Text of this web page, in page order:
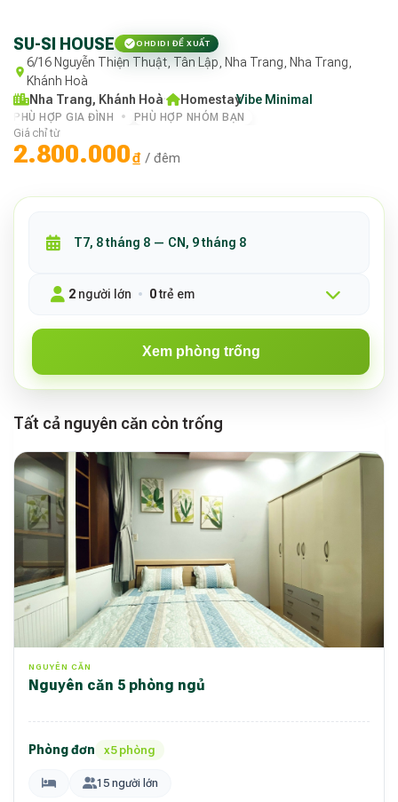
SU-SI HOUSE OHDIDI ĐỀ XUẤT
6/16 Nguyễn Thiện Thuật, Tân Lập, Nha Trang, Nha Trang,
Khánh Hoà
Nha Trang, Khánh Hoà· Homestay·
Vibe Minimal
PHÙ HỢP GIA ĐÌNH
PHÙ HỢP NHÓM BẠN
Giá chỉ từ
2.800.000₫ / đêm
2 người lớn 0trẻ em
Xem phòng trống
Tất cả nguyên căn còn trống
NGUYÊN CĂN
Nguyên căn 5 phòng ngủ
Phòng đơn x5 phòng
15 người lớn